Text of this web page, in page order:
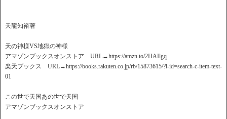
天龍知裕著
天の神様VS地獄の神様
アマゾンブックスオンストア URL→https://amzn.to/2HAIlgq
楽天ブックス URL→https://books.rakuten.co.jp/rb/15873615/?l-id=search-c-item-text-
01
この世で天国あの世で天国
アマゾンブックスオンストア